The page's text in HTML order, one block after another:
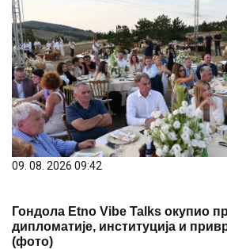
09. 08. 2026 09:42
Гондола Etno Vibe Talks окупио
дипломатије, институција и
(фото)